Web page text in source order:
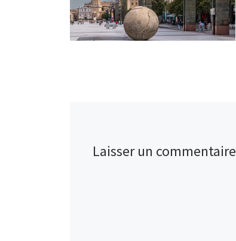
Laisser un commentaire